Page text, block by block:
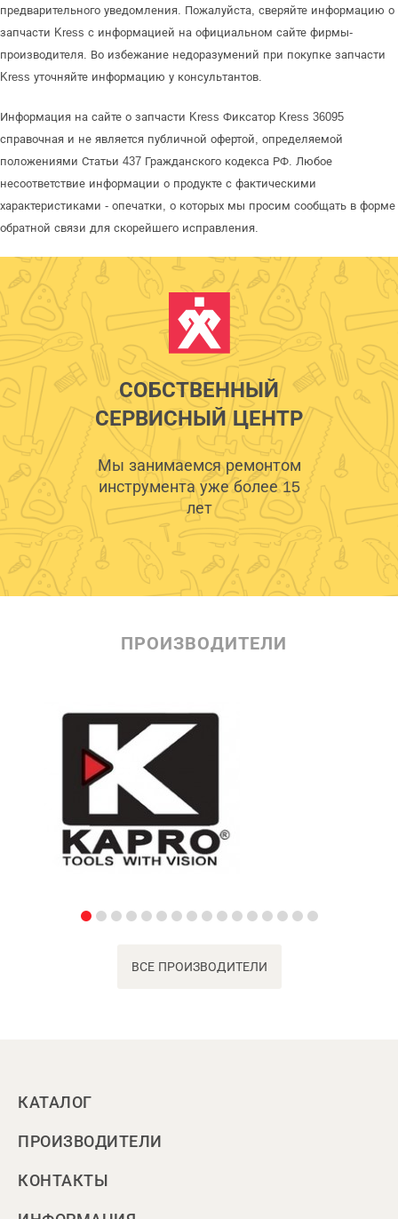
предварительного уведомления. Пожалуйста, сверяйте информацию о
запчасти Kress с информацией на официальном сайте фирмы-
производителя. Во избежание недоразумений при покупке запчасти
Kress уточняйте информацию у консультантов.
Информация на сайте о запчасти Kress Фиксатор Kress 36095
справочная и не является публичной офертой, определяемой
положениями Статьи 437 Гражданского кодекса РФ. Любое
несоответствие информации о продукте с фактическими
характеристиками - опечатки, о которых мы просим сообщать в форме
обратной связи для скорейшего исправления.
СОБСТВЕННЫЙ
СЕРВИСНЫЙ ЦЕНТР
Мы занимаемся ремонтом
инструмента уже более 15
лет
ПРОИЗВОДИТЕЛИ
ВСЕ ПРОИЗВОДИТЕЛИ
КАТАЛОГ
ПРОИЗВОДИТЕЛИ
КОНТАКТЫ